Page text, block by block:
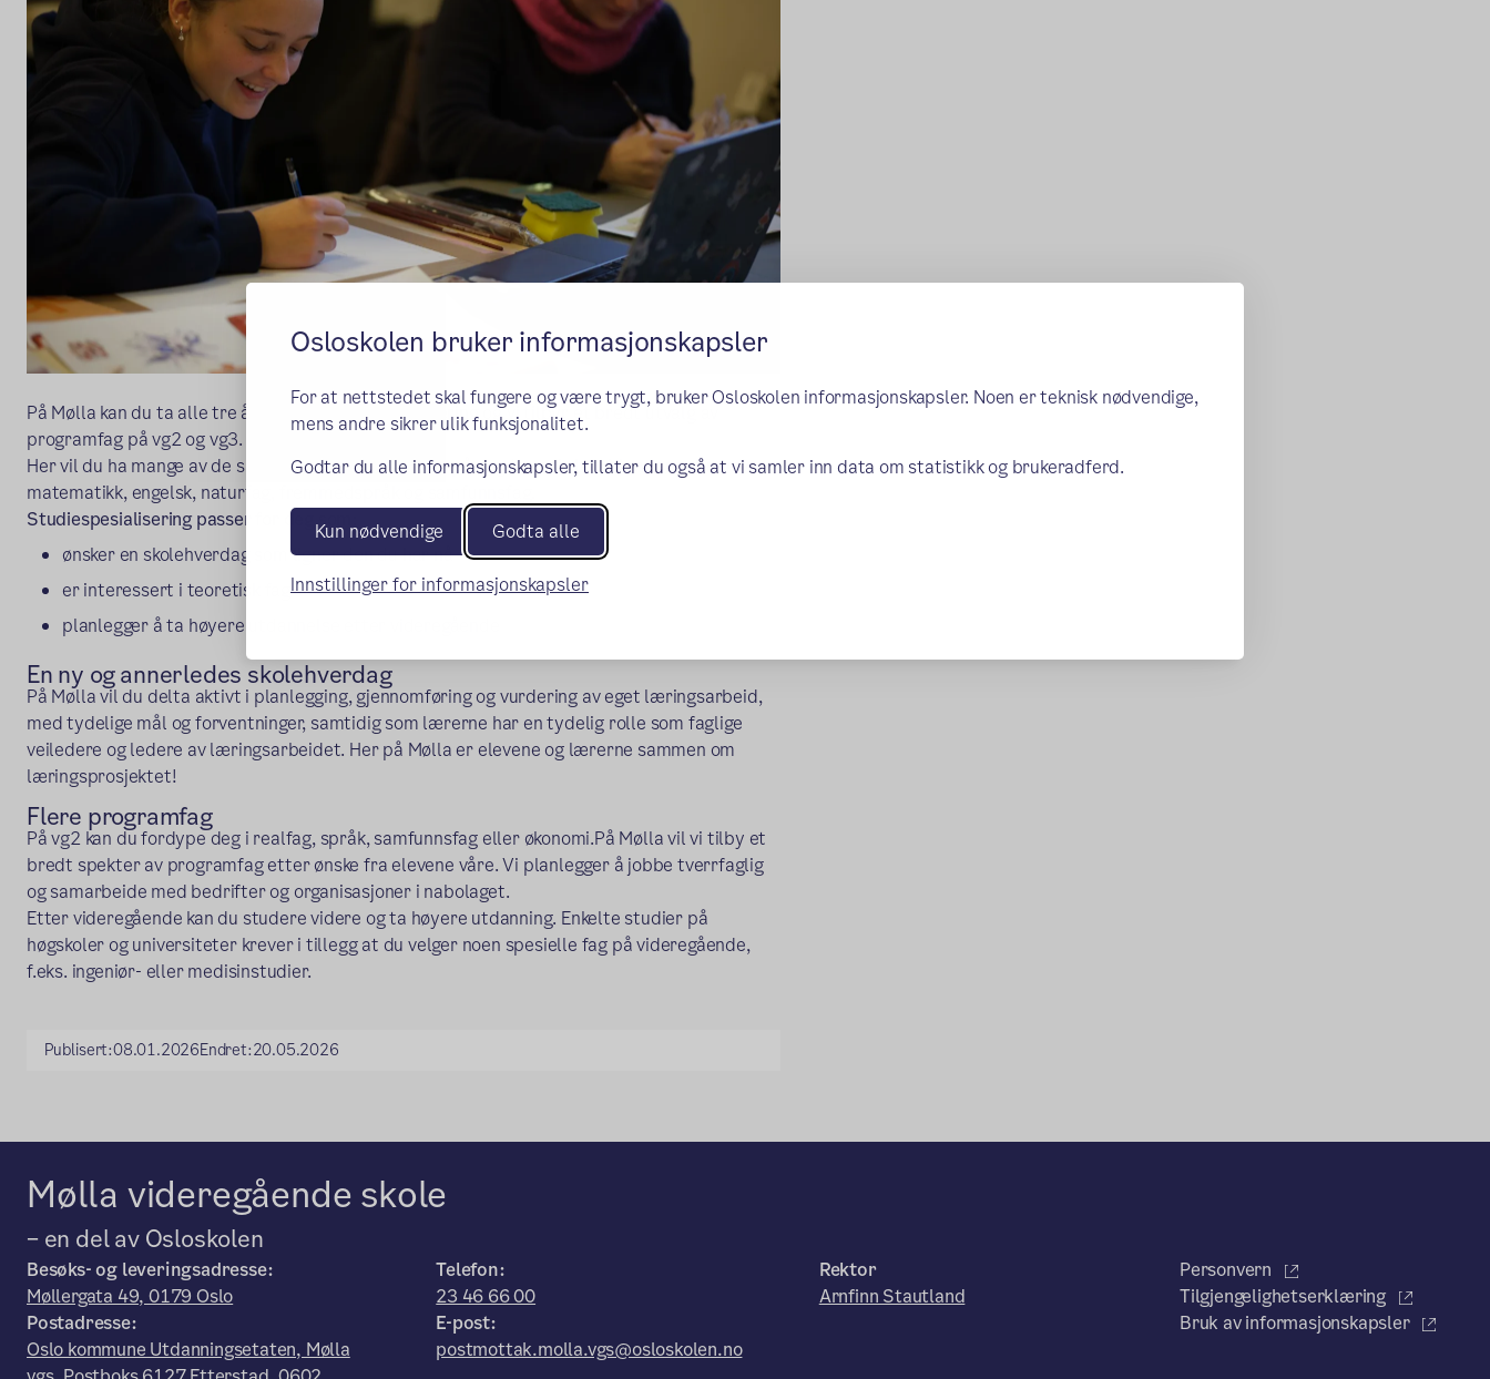
Osloskolen bruker informasjonskapsler
For at nettstedet skal fungere og være trygt, bruker Osloskolen informasjonskapsler. Noen er teknisk nødvendige,
mens andre sikrer ulik funksjonalitet.
Godtar du alle informasjonskapsler, tillater du også at vi samler inn data om statistikk og brukeradferd.
Kun nødvendige Godta alle
Innstillinger for informasjonskapsler
På Mølla kan du ta alle tre årene på studiespesialisering og vi tilbyr et bredt utvalg av
programfag på vg2 og vg3.
Her vil du ha mange av de samme fagene som du har på ungdomsskolen, blant annet norsk,
matematikk, engelsk, naturfag, fremmedspråk og samfunnsfag.
Studiespesialisering passer for deg som:
ønsker en skolehverdag som ligner den du har nå
er interessert i teoretisk fag
planlegger å ta høyere utdannelse etter videregående
En ny og annerledes skolehverdag
På Mølla vil du delta aktivt i planlegging, gjennomføring og vurdering av eget læringsarbeid,
med tydelige mål og forventninger, samtidig som lærerne har en tydelig rolle som faglige
veiledere og ledere av læringsarbeidet. Her på Mølla er elevene og lærerne sammen om
læringsprosjektet!
Flere programfag
På vg2 kan du fordype deg i realfag, språk, samfunnsfag eller økonomi.På Mølla vil vi tilby et
bredt spekter av programfag etter ønske fra elevene våre. Vi planlegger å jobbe tverrfaglig
og samarbeide med bedrifter og organisasjoner i nabolaget.
Etter videregående kan du studere videre og ta høyere utdanning. Enkelte studier på
høgskoler og universiteter krever i tillegg at du velger noen spesielle fag på videregående,
f.eks. ingeniør- eller medisinstudier.
Publisert:08.01.2026Endret:20.05.2026
Mølla videregående skole
– en del av Osloskolen
Besøks- og leveringsadresse:
Møllergata 49, 0179 Oslo
Postadresse:
Oslo kommune Utdanningsetaten, Mølla
Telefon:
23 46 66 00
E-post:
postmottak.molla.vgs@osloskolen.no
Rektor
Arnfinn Stautland
Personvern
Tilgjengelighetserklæring
Bruk av informasjonskapsler